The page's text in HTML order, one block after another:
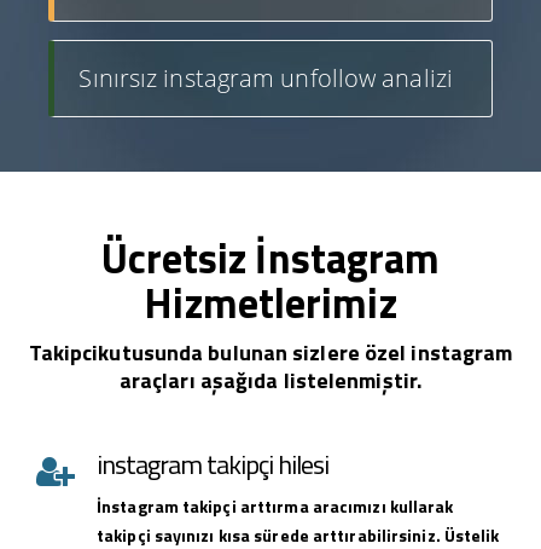
Sınırsız instagram unfollow analizi
Ücretsiz İnstagram
Hizmetlerimiz
Takipcikutusunda bulunan sizlere özel instagram
araçları aşağıda listelenmiştir.
instagram takipçi hilesi
İnstagram takipçi arttırma aracımızı kullarak
takipçi sayınızı kısa sürede arttırabilirsiniz. Üstelik